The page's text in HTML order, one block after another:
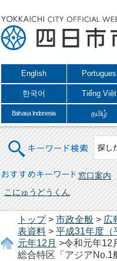
English Portugues
한국어 Tiếng Việt
Bahasa Indonesia தமிழ்
キーワード検索
おすすめキーワード 窓口案内
こにゅうどうくん
トップ> 市政全般 > 広
表資料 > 平成31年度（
元年12月 >令和元年
総合特区「アジアNo.1